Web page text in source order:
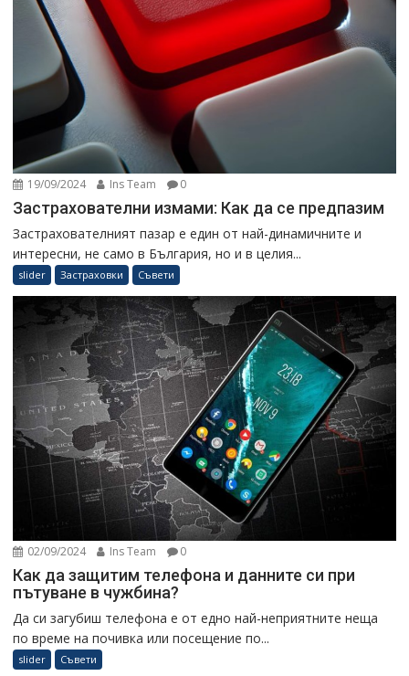
19/09/2024 Ins Team 0
Застрахователни измами: Как да се предпазим
Застрахователният пазар е един от най-динамичните и
интересни, не само в България, но и в целия...
slider Застраховки Съвети
02/09/2024 Ins Team 0
Как да защитим телефона и данните си при
пътуване в чужбина?
Да си загубиш телефона е от едно най-неприятните неща
по време на почивка или посещение по...
slider Съвети